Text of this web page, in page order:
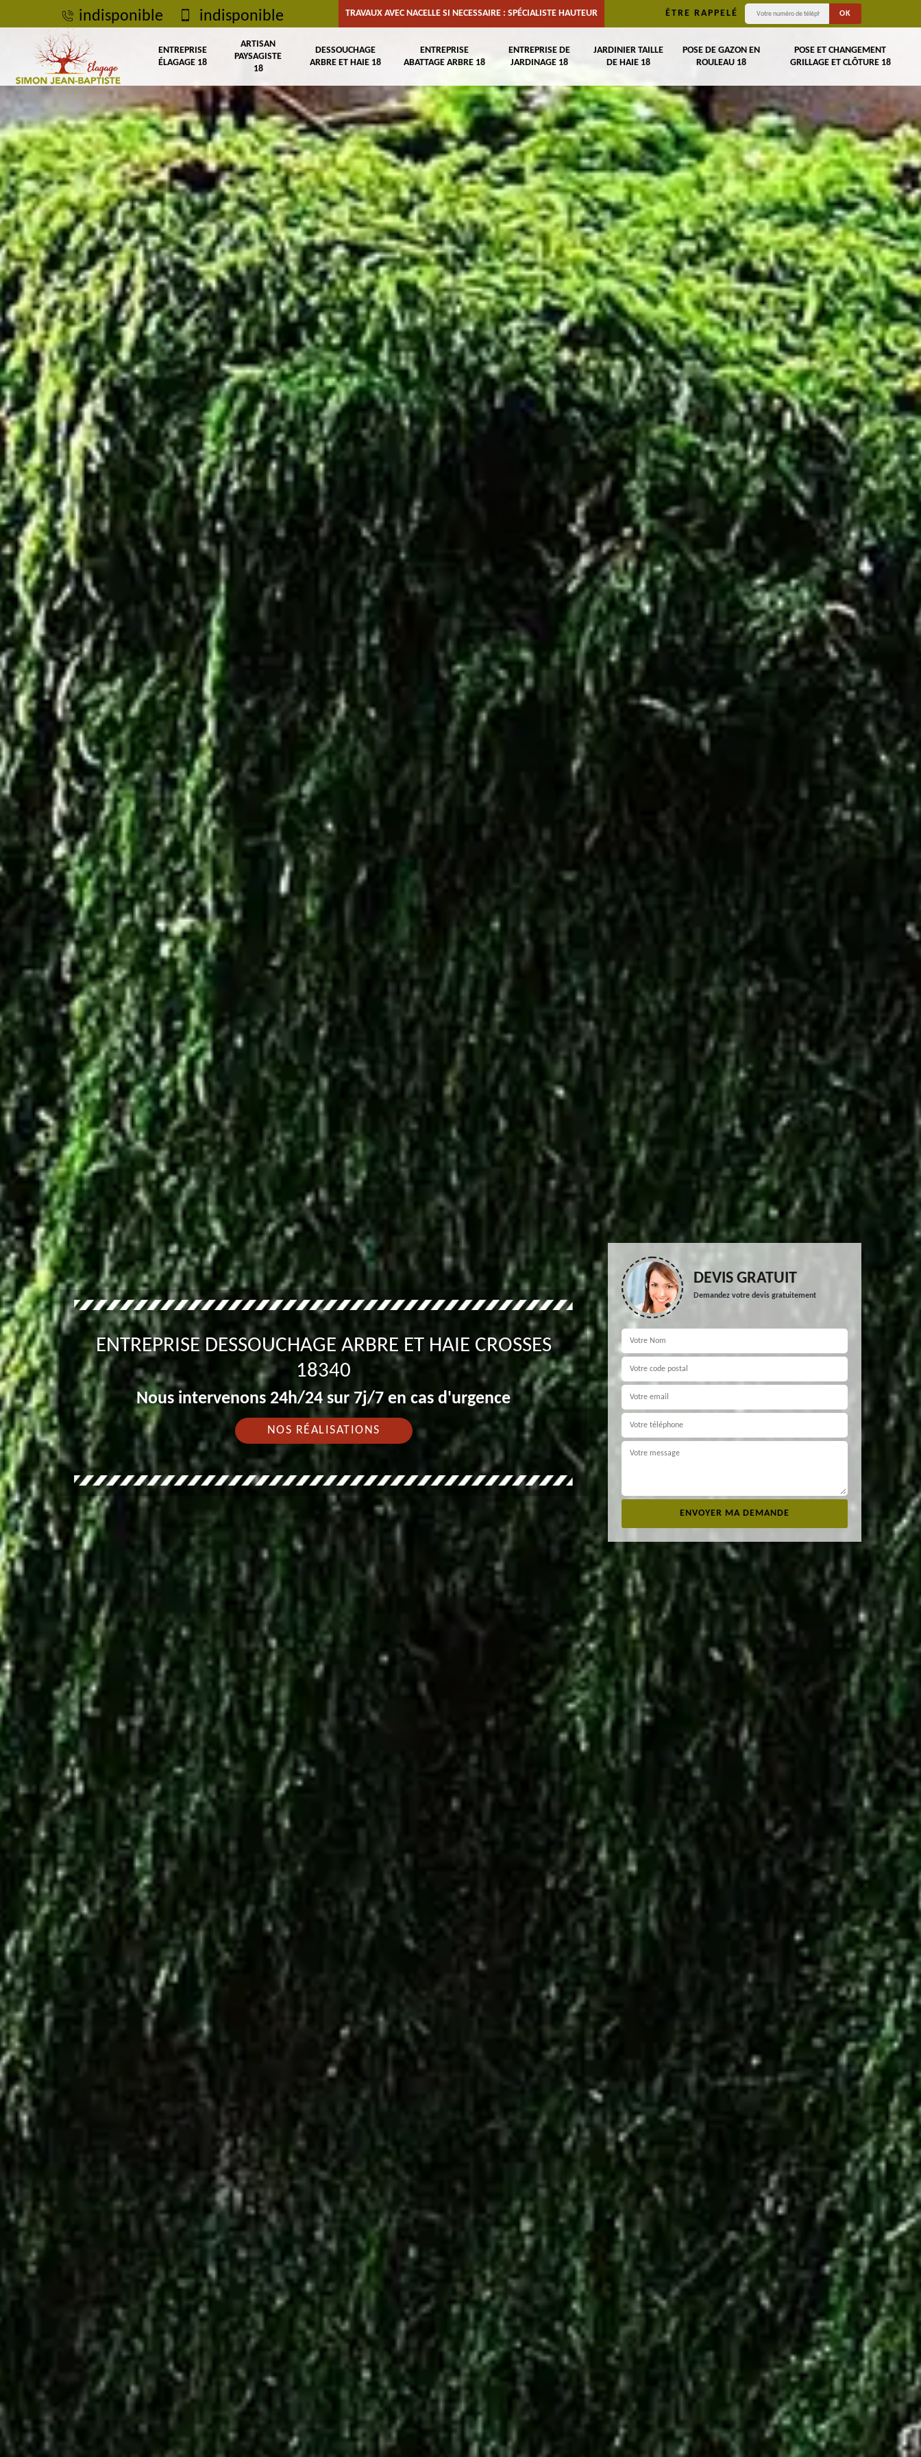
indisponible indisponible TRAVAUX AVEC NACELLE SI NECESSAIRE : SPÉCIALISTE HAUTEUR ÊTRE RAPPELÉ
ENTREPRISE
ÉLAGAGE 18
ARTISAN
PAYSAGISTE
18
DESSOUCHAGE
ARBRE ET HAIE 18
ENTREPRISE
ABATTAGE ARBRE 18
ENTREPRISE DE
JARDINAGE 18
JARDINIER TAILLE
DE HAIE 18
POSE DE GAZON EN
ROULEAU 18
POSE ET CHANGEMENT
GRILLAGE ET CLÔTURE 18
ENTREPRISE DESSOUCHAGE ARBRE ET HAIE CROSSES
18340
Nous intervenons 24h/24 sur 7j/7 en cas d'urgence
NOS RÉALISATIONS
DEVIS GRATUIT
Demandez votre devis gratuitement